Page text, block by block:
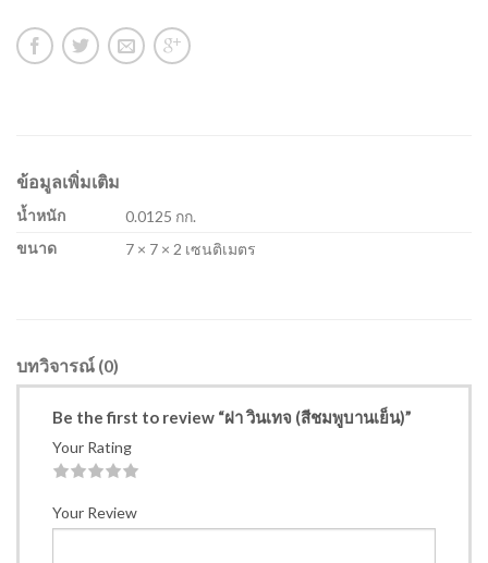
ข้อมูลเพิ่มเติม
น้ำหนัก
0.0125 กก.
ขนาด
7 × 7 × 2 เซนติเมตร
บทวิจารณ์ (0)
Be the first to review “ฝา วินเทจ (สีชมพูบานเย็น)”
Your Rating
Your Review